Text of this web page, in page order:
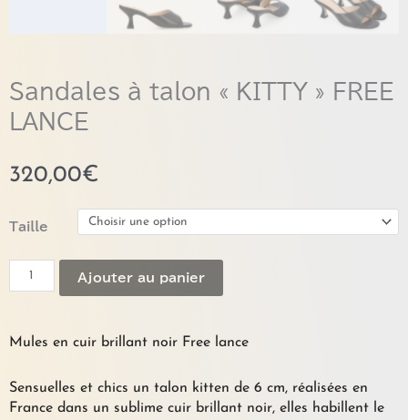
Sandales à talon « KITTY » FREE
LANCE
320,00€
Taille
quantité
Sandales
FREE
Ajouter au panier
Mules en cuir brillant noir Free lance
Sensuelles et chics un talon kitten de 6 cm, réalisées en
France dans un sublime cuir brillant noir, elles habillent le